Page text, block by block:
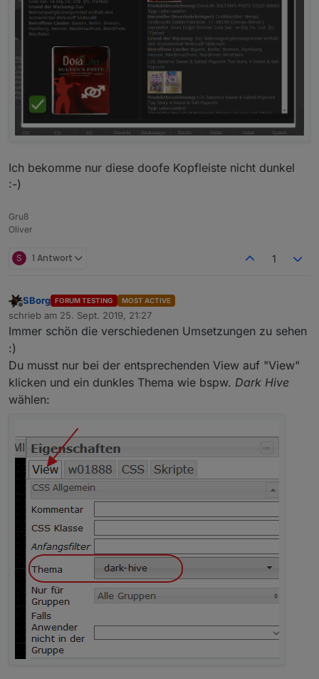
Ich bekomme nur diese doofe Kopfleiste nicht dunkel
:-)
Gruß
Oliver
S 1 Antwort 1
Offline
SBorg FORUM TESTING MOST ACTIVE
schrieb am 25. Sept. 2019, 21:27
zuletzt editiert von
Immer schön die verschiedenen Umsetzungen zu sehen
:)
Du musst nur bei der entsprechenden View auf "View"
klicken und ein dunkles Thema wie bspw. Dark Hive
wählen: